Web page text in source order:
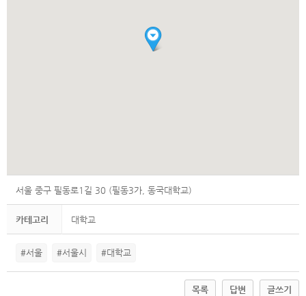
서울 중구 필동로1길 30 (필동3가, 동국대학교)
카테고리 대학교
#서울 #서울시 #대학교
목록 답변 글쓰기